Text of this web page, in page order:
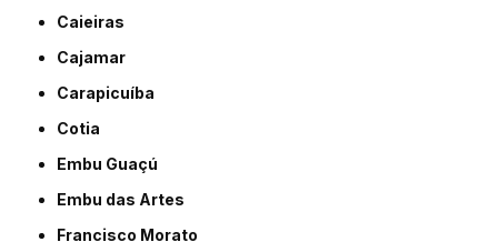
Caieiras
Cajamar
Carapicuíba
Cotia
Embu Guaçú
Embu das Artes
Francisco Morato